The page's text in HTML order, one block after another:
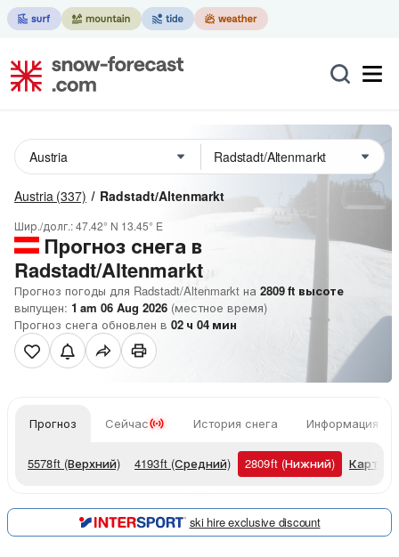
Austria (337) Radstadt/Altenmarkt
Шир./долг.:47.42° N 13.45° E
Прогноз снега в
Radstadt/Altenmarkt
Прогноз погоды для Radstadt/Altenmarkt на 2809ft высоте
выпущен: 1 am 06 Aug 2026 (местное время)
Прогноз снега обновлен в 02 ч 04 мин
Прогноз Сейчас История снега Информация о
5578ft (Верхний) 4193ft (Средний) 2809ft (Нижний) Карты
ski hire exclusive discount